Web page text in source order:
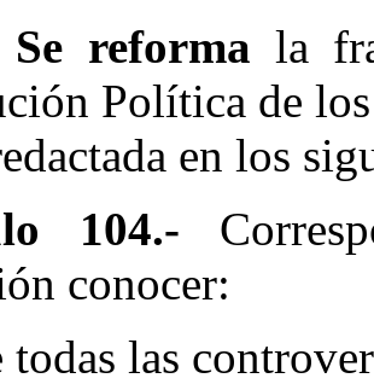
reforma la
Política de
en los
104.-
conocer:
todas las